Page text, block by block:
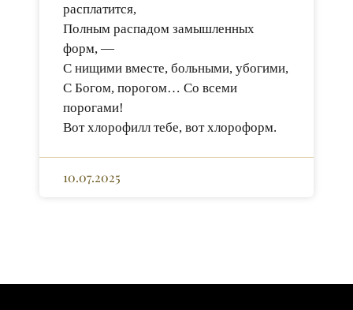
расплатится,
Полным распадом замышленных
форм, —
С нищими вместе, больными, убогими,
С Богом, порогом… Со всеми
порогами!
Вот хлорофилл тебе, вот хлороформ.
10.07.2025